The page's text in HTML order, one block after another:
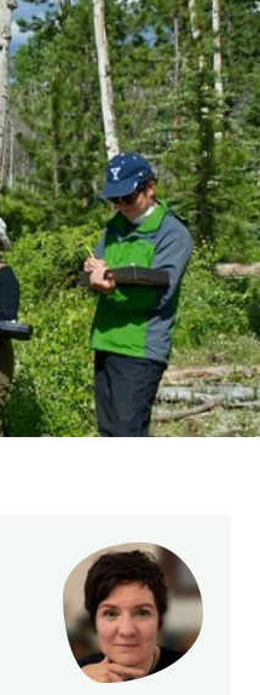
Seminarios y actividades
Te ofrecemos formación